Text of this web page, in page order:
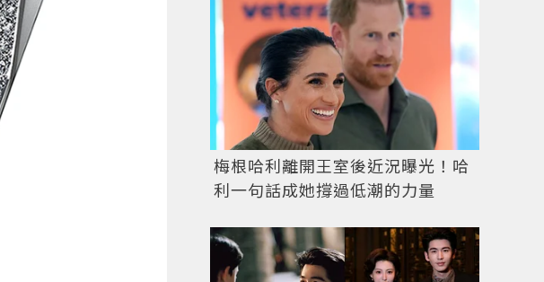
梅根哈利離開王室後近況曝光！哈
利一句話成她撐過低潮的力量